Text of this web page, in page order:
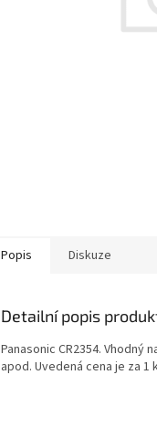
Popis Diskuze
Detailní popis
Panasonic CR2354.
apod. Uvedená cena je za 1